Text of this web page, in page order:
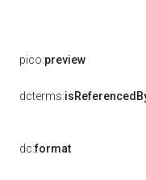
pico:preview
dcterms:
dc:format